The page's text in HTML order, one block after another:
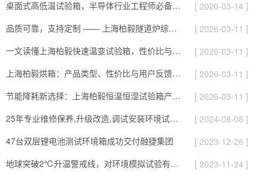
桌面式高低温试验箱，半导体行业工程师必备的测试神器
[ 2026-03-14 ]
品质可靠，支持定制 —— 上海柏毅隧道炉综合解析
[ 2026-03-11 ]
一文读懂上海柏毅快速温变试验箱，性价比与服务综合介绍
[ 2026-03-11 ]
上海柏毅烘箱：产品类型、性价比与用户反馈总结
[ 2026-03-11 ]
节能降耗新选择：上海柏毅恒温恒湿试验箱产品与应用亮点
[ 2026-03-11 ]
25年专业维修保养,升级改造,调试安装环境试验设备
[ 2024-08-08 ]
47台双层锂电池测试环境箱成功交付融捷集团
[ 2023-12-26 ]
地球突破2℃升温警戒线，对环境模拟试验有哪些影响
[ 2023-11-24 ]